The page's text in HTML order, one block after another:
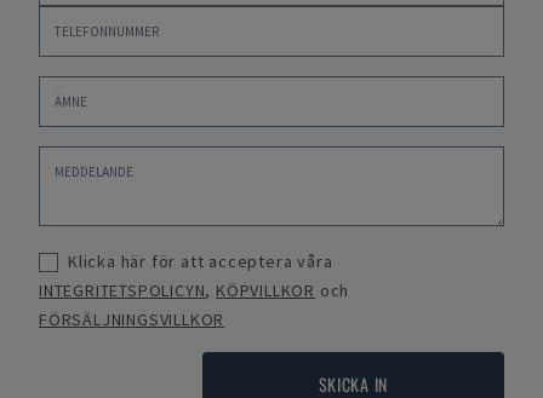
Klicka här för att acceptera våra
INTEGRITETSPOLICYN, KÖPVILLKOR och
FÖRSÄLJNINGSVILLKOR
SKICKA IN